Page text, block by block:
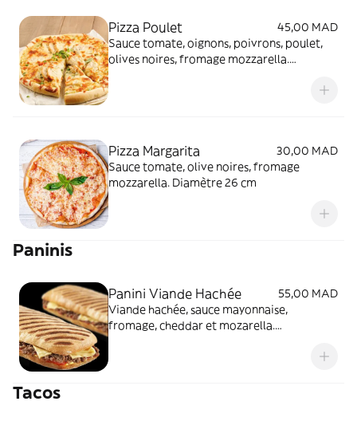
Pizza Poulet
45,00 MAD
Sauce tomate, oignons, poivrons, poulet,
olives noires, fromage mozzarella.
Pizza Margarita
30,00 MAD
Sauce tomate, olive noires, fromage
mozzarella. Diamètre 26 cm
Paninis
Panini Viande Hachée
55,00 MAD
Viande hachée, sauce mayonnaise,
fromage, cheddar et mozarella.
Tacos